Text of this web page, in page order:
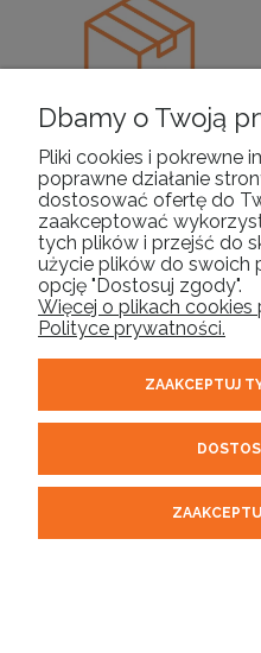
SZYBKIE FORMY
DOSTAWY
Kurier DHL, Paczkomat
InPost.
Dbamy o Twoją
Pliki cookies i pokrewne
poprawne działanie
dostosować ofertę do
zaakceptować
tych plików i przejść do
użycie plików do swoich
opcję "Dostosuj zgody".
Więcej o plikach
Polityce prywatności.
ZAAKCEPTUJ